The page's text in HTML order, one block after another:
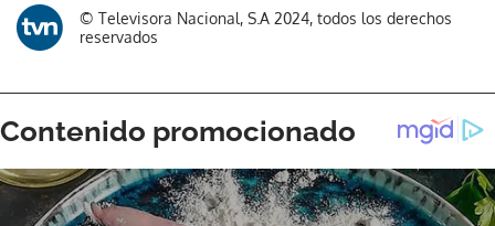
© Televisora Nacional, S.A 2024, todos los derechos
reservados